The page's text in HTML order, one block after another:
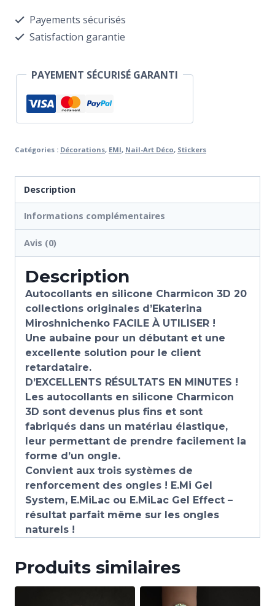
Lunula
#5
Payements sécurisés
Satisfaction garantie
PAYEMENT SÉCURISÉ GARANTI
Catégories : Décorations, EMI, Nail-Art Déco, Stickers
Description
Informations complémentaires
Avis (0)
Description
Autocollants en silicone Charmicon 3D 20
collections originales d’Ekaterina
Miroshnichenko FACILE À UTILISER !
Une aubaine pour un débutant et une
excellente solution pour le client
retardataire.
D’EXCELLENTS RÉSULTATS EN MINUTES !
Les autocollants en silicone Charmicon
3D sont devenus plus fins et sont
fabriqués dans un matériau élastique,
leur permettant de prendre facilement la
forme d’un ongle.
Convient aux trois systèmes de
renforcement des ongles ! E.Mi Gel
System, E.MiLac ou E.MiLac Gel Effect –
résultat parfait même sur les ongles
naturels !
Produits similaires